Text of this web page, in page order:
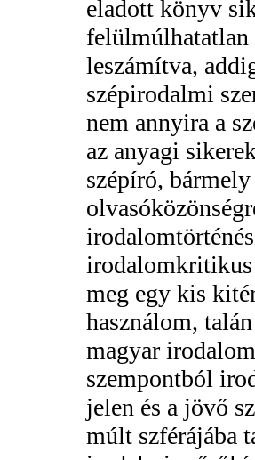
eladott könyv
felülmúlhatatlan
leszámítva,
szépirodalmi
nem annyira a
az anyagi
szépíró,
irodalomkritikus
meg egy kis
használom,
magyar
szempontból
jelen és a jövő
múlt szférájába